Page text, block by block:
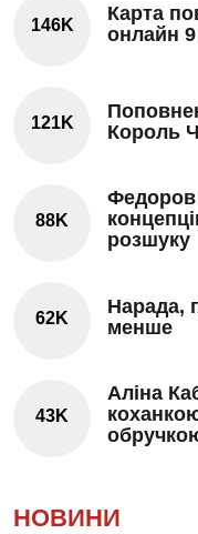
146K
Карта
онлайн
121K
Король
88K
Федоров
розшуку
62K
Нарада,
менше
43K
Аліна
НОВИНИ